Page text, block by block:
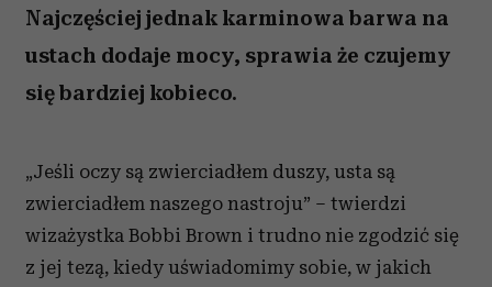
Najczęściej jednak karminowa barwa na
ustach dodaje mocy, sprawia że czujemy
się bardziej kobieco.
„Jeśli oczy są zwierciadłem duszy, usta są
zwierciadłem naszego nastroju” – twierdzi
wizażystka Bobbi Brown i trudno nie zgodzić się
z jej tezą, kiedy uświadomimy sobie, w jakich